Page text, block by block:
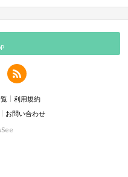
利用規約
お問い合わせ